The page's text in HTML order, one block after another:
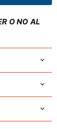
O NO AL